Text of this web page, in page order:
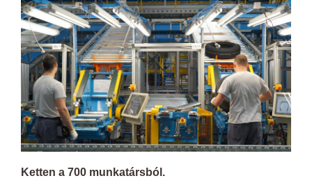
Ketten a 700 munkatársból.